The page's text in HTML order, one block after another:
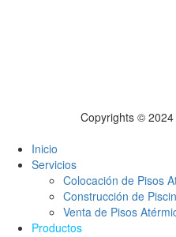
Copyrights ©
Inicio
Servicios
Colocación de Pisos
Construcción de
Venta de Pisos
Productos